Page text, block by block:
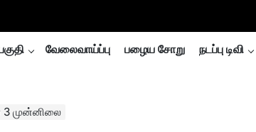
வேலைவாய்ப்பு பழைய சோறு நடப்பு டிவி
3 முன்னிலை